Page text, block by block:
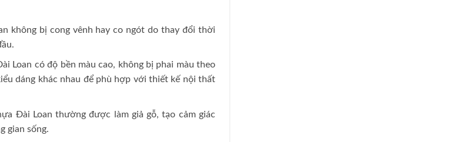
không bị cong vênh hay co ngót do thay đổi thời
Loan có độ bền màu cao, không bị phai màu theo
dáng khác nhau để phù hợp với thiết kế nội thất
Đài Loan thường được làm giả gỗ, tạo cảm giác
gian sống.